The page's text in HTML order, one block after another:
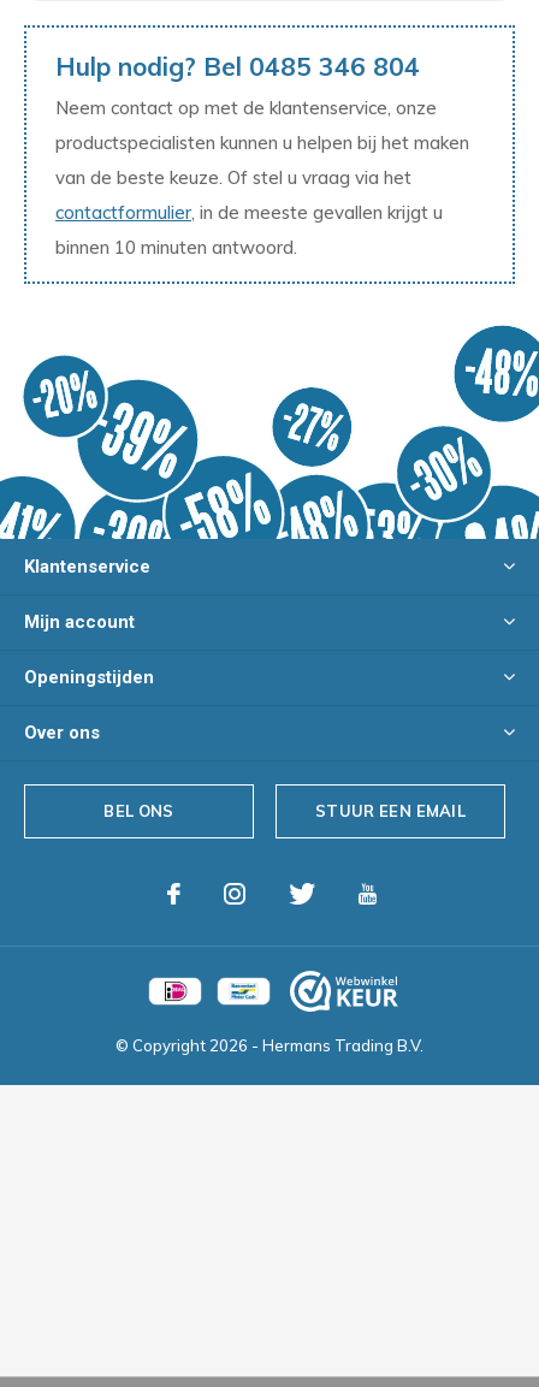
Hulp nodig? Bel 0485 346 804
Neem contact op met de klantenservice, onze
productspecialisten kunnen u helpen bij het maken
van de beste keuze. Of stel u vraag via het
contactformulier, in de meeste gevallen krijgt u
binnen 10 minuten antwoord.
Klantenservice
Mijn account
Openingstijden
Over ons
BEL ONS STUUR EEN EMAIL
© Copyright 2026 - Hermans Trading B.V.